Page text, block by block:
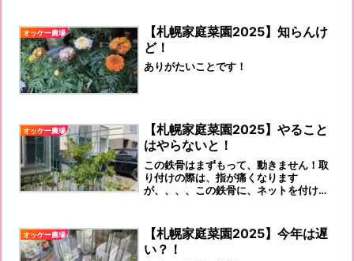
が、、、体温を超える気温は、ダメです
よねー
オッケー農場
【札幌家庭菜園2025】知らんけ
ど！
ありがたいことです！
オッケー農場
【札幌家庭菜園2025】やること
はやらないと！
この鉄骨はまずもって、動きません！取
り付けの際は、指が痛くなります
が、、、、この鉄骨に、ネットを付けて
オッケー農場
【札幌家庭菜園2025】今年は遅
い？！